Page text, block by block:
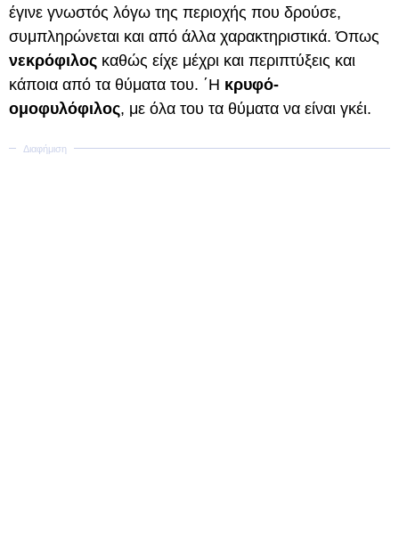
έγινε γνωστός λόγω της περιοχής που δρούσε,
συμπληρώνεται και από άλλα χαρακτηριστικά. Όπως
νεκρόφιλος καθώς είχε μέχρι και περιπτύξεις και
κάποια από τα θύματα του. ΄Η κρυφό-
ομοφυλόφιλος, με όλα του τα θύματα να είναι γκέι.